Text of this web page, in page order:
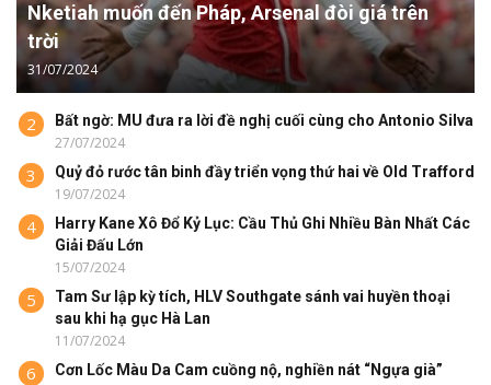
Nketiah muốn đến Pháp, Arsenal đòi giá trên
trời
31/07/2024
2 Bất ngờ: MU đưa ra lời đề nghị cuối cùng cho Antonio Silva
27/07/2024
3 Quỷ đỏ rước tân binh đầy triển vọng thứ hai về Old Trafford
19/07/2024
4
Harry Kane Xô Đổ Kỷ Lục: Cầu Thủ Ghi Nhiều Bàn Nhất Các
Giải Đấu Lớn
15/07/2024
5
Tam Sư lập kỳ tích, HLV Southgate sánh vai huyền thoại
sau khi hạ gục Hà Lan
11/07/2024
6
Cơn Lốc Màu Da Cam cuồng nộ, nghiền nát “Ngựa già”